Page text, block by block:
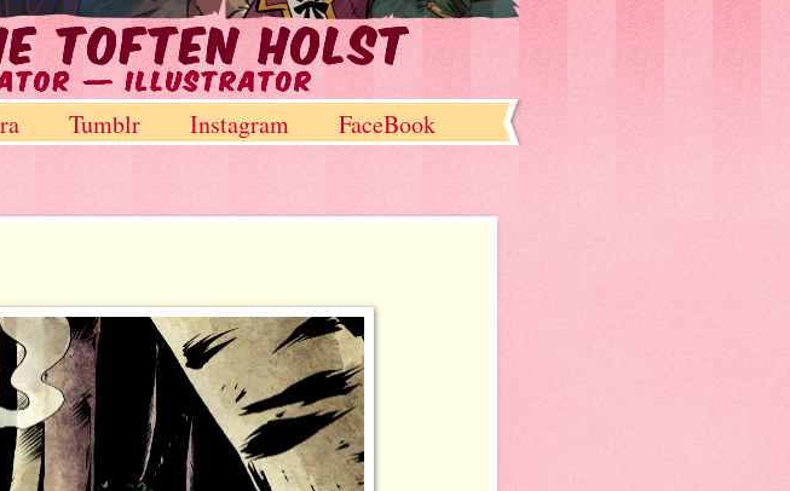
Tumblr Instagram
FaceBook